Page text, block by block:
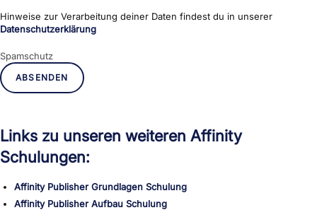
Hinweise zur Verarbeitung deiner Daten findest du in unserer
Datenschutzerklärung
Spamschutz
ABSENDEN
Links zu unseren weiteren Affinity
Schulungen:
Affinity Publisher Grundlagen Schulung
Affinity Publisher Aufbau Schulung